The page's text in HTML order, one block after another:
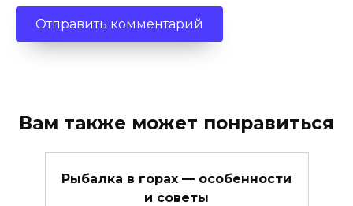
Вам также может понравиться
Рыбалка в горах — особенности
и советы